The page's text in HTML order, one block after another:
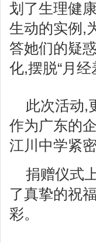
划了生理健
生动的实例,
答她们的疑
化,摆脱“月经
此次活动,
作为广东的
江川中学紧
捐赠仪式
了真挚的祝
彩。